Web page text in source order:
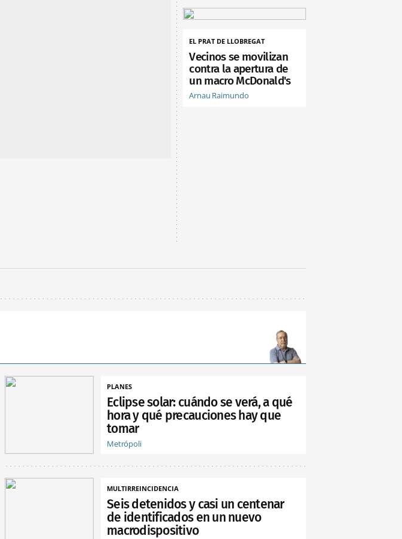
EL PRAT DE LLOBREGAT
Vecinos se movilizan
contra la apertura de
un macro McDonald's
Arnau Raimundo
PLANES
Eclipse solar: cuándo se verá, a qué
hora y qué precauciones hay que
tomar
Metrópoli
MULTIRREINCIDENCIA
Seis detenidos y casi un centenar
de identificados en un nuevo
macrodispositivo